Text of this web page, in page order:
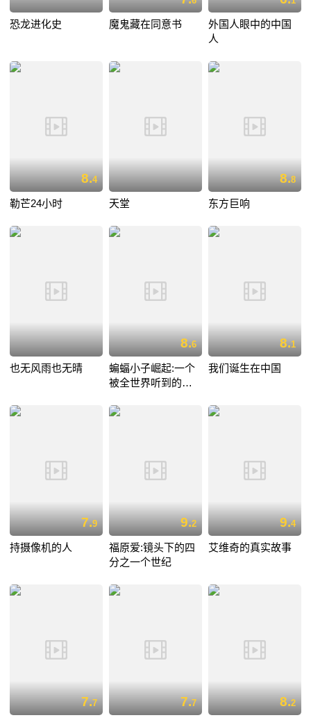
恐龙进化史 魔鬼藏在同意书
外国人眼中的中国
人
8.4
勒芒24小时 天堂
8.8
东方巨响
也无风雨也无晴
8.6
蝙蝠小子崛起:一个
被全世界听到的愿
8.1
我们诞生在中国
7.9
持摄像机的人
9.2
福原爱:镜头下的四
分之一个世纪
9.4
艾维奇的真实故事
7.7 7.7 8.2